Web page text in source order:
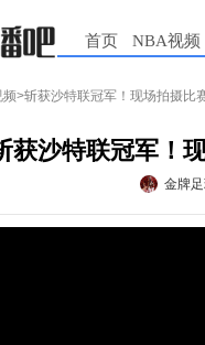
首页 NBA视频
频>斩获沙特联冠军！现场拍摄比
获沙特联冠军！
金牌